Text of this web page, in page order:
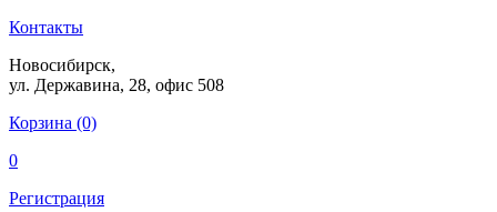
Контакты
Новосибирск,
ул. Державина, 28, офис 508
Корзина (0)
0
Регистрация